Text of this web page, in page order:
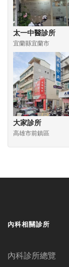
太一中醫診所
宜蘭縣宜蘭市
大家診所
高雄市前鎮區
內科相關診所
內科診所總覽